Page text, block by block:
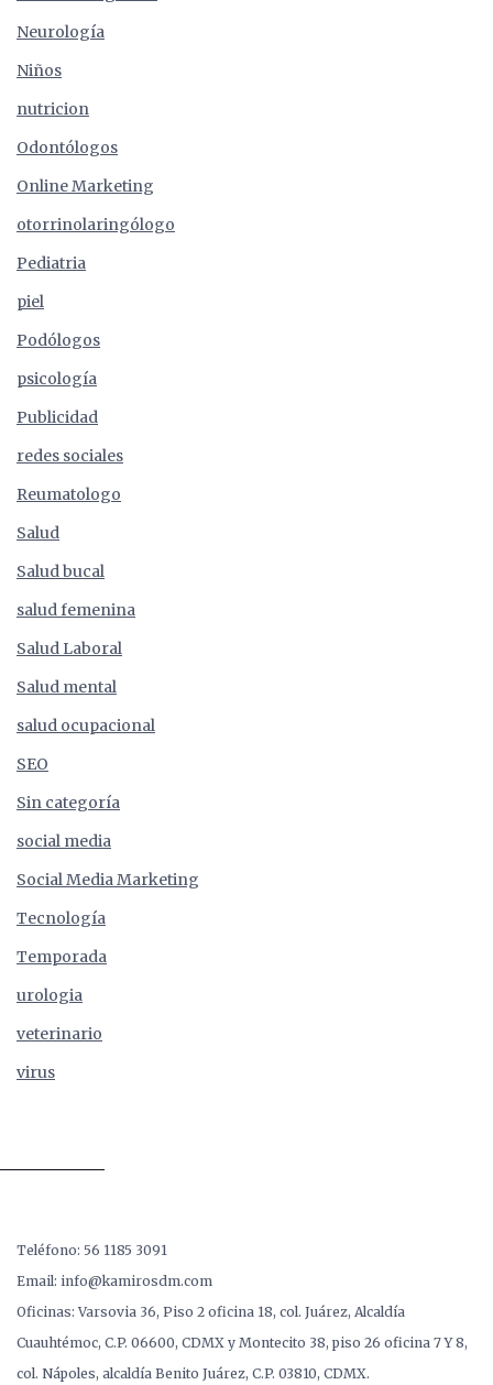
Neurología
Niños
nutricion
Odontólogos
Online Marketing
otorrinolaringólogo
Pediatria
piel
Podólogos
psicología
Publicidad
redes sociales
Reumatologo
Salud
Salud bucal
salud femenina
Salud Laboral
Salud mental
salud ocupacional
SEO
Sin categoría
social media
Social Media Marketing
Tecnología
Temporada
urologia
veterinario
virus
Teléfono: 56 1185 3091
Email: info@kamirosdm.com
Oficinas: Varsovia 36, Piso 2 oficina 18, col. Juárez, Alcaldía
Cuauhtémoc, C.P. 06600, CDMX y Montecito 38, piso 26 oficina 7 Y 8,
col. Nápoles, alcaldía Benito Juárez, C.P. 03810, CDMX.